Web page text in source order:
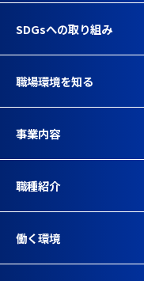
SDGsへの取り組み
職場環境を知る
事業内容
職種紹介
働く環境